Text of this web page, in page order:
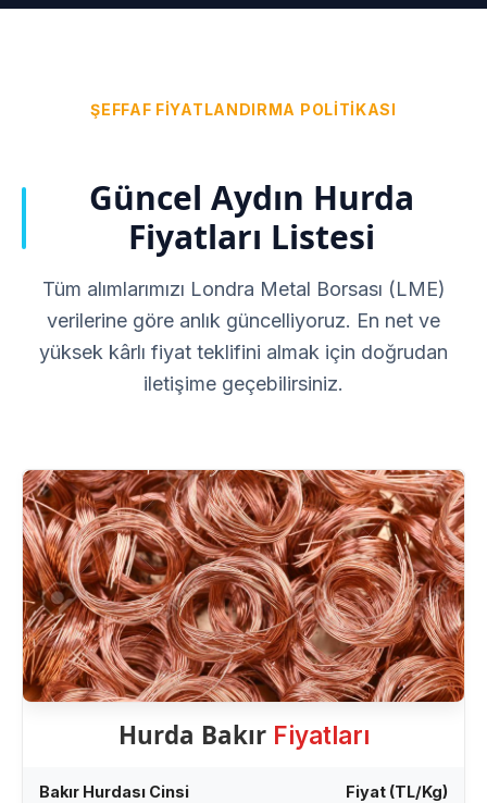
ŞEFFAF FIYATLANDIRMA POLITIKASI
Güncel Aydın Hurda
Fiyatları Listesi
Tüm alımlarımızı Londra Metal Borsası (LME)
verilerine göre anlık güncelliyoruz. En net ve
yüksek kârlı fiyat teklifini almak için doğrudan
iletişime geçebilirsiniz.
Hurda Bakır Fiyatları
Bakır Hurdası Cinsi Fiyat (TL/Kg)